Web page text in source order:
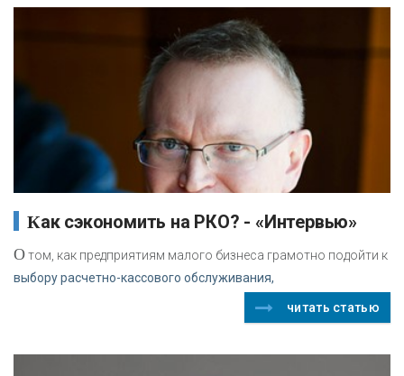
Как сэкономить на РКО? - «Интервью»
Отом, как предприятиям малого бизнеса грамотно подойти к
выбору расчетно-кассового обслуживания,
читать статью